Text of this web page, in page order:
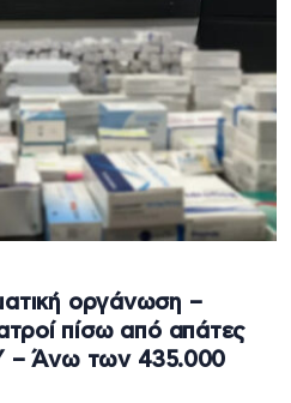
οργάνωση –
πίσω από απάτες
– Άνω των 435.000